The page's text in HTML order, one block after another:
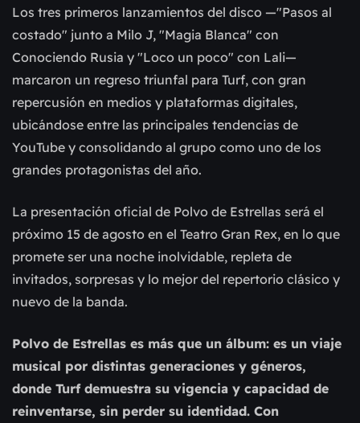
Los tres primeros lanzamientos del disco —"Pasos al
costado" junto a Milo J, "Magia Blanca" con
Conociendo Rusia y "Loco un poco" con Lali—
marcaron un regreso triunfal para Turf, con gran
repercusión en medios y plataformas digitales,
ubicándose entre las principales tendencias de
YouTube y consolidando al grupo como uno de los
grandes protagonistas del año.
La presentación oficial de Polvo de Estrellas será el
próximo 15 de agosto en el Teatro Gran Rex, en lo que
promete ser una noche inolvidable, repleta de
invitados, sorpresas y lo mejor del repertorio clásico y
nuevo de la banda.
Polvo de Estrellas es más que un álbum: es un viaje
musical por distintas generaciones y géneros,
donde Turf demuestra su vigencia y capacidad de
reinventarse, sin perder su identidad. Con